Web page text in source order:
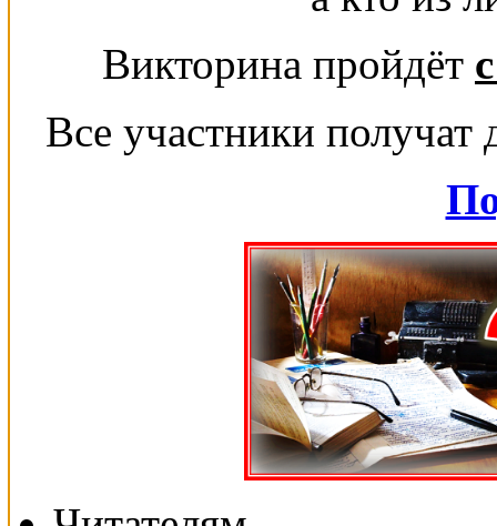
Викторина пройдёт
Все участники